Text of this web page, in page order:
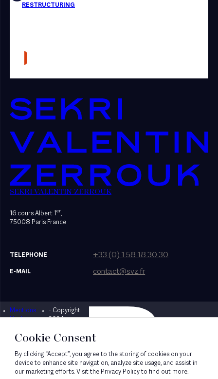
Presse
SEKRI VALENTIN ZERROUK
16 cours Albert 1er,
75008 Paris France
TELEPHONE +33 (0) 1 58 18 30 30
E-MAIL contact@svz.fr
Mentions
légales
- Copyright
2024
Designed by Bonhomme
Cookie Consent
By clicking “Accept”, you agree to the storing of cookies on your
device to enhance site navigation, analyze site usage, and assist in
our marketing efforts. Visit the Privacy Policy to find out more.